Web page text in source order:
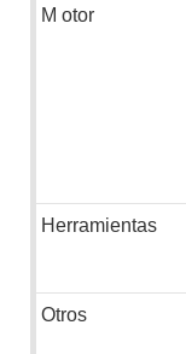
M otor
Herramientas
Otros